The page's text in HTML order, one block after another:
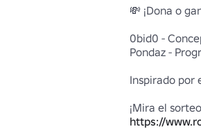
💸 ¡Dona o
0bid0 -
Pondaz -
Inspirado por
https://